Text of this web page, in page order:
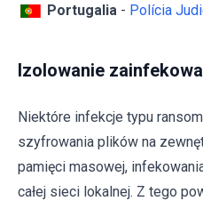
Portugalia - Polícia
Izolowanie
Niektóre infekcje typu
szyfrowania plików na
pamięci masowej,
całej sieci lokalnej. Z tego